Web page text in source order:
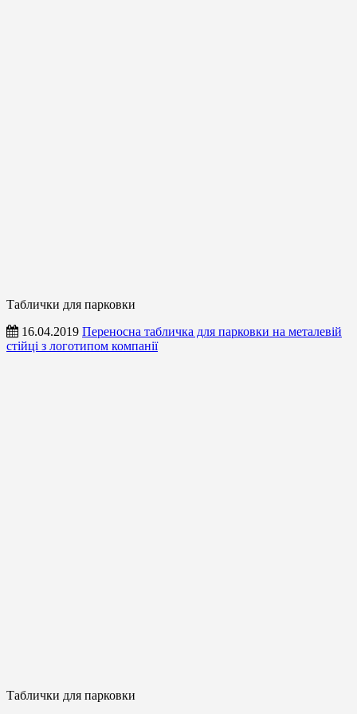
Таблички для парковки
16.04.2019 Переносна табличка для парковки на металевій
стійці з логотипом компанії
Таблички для парковки